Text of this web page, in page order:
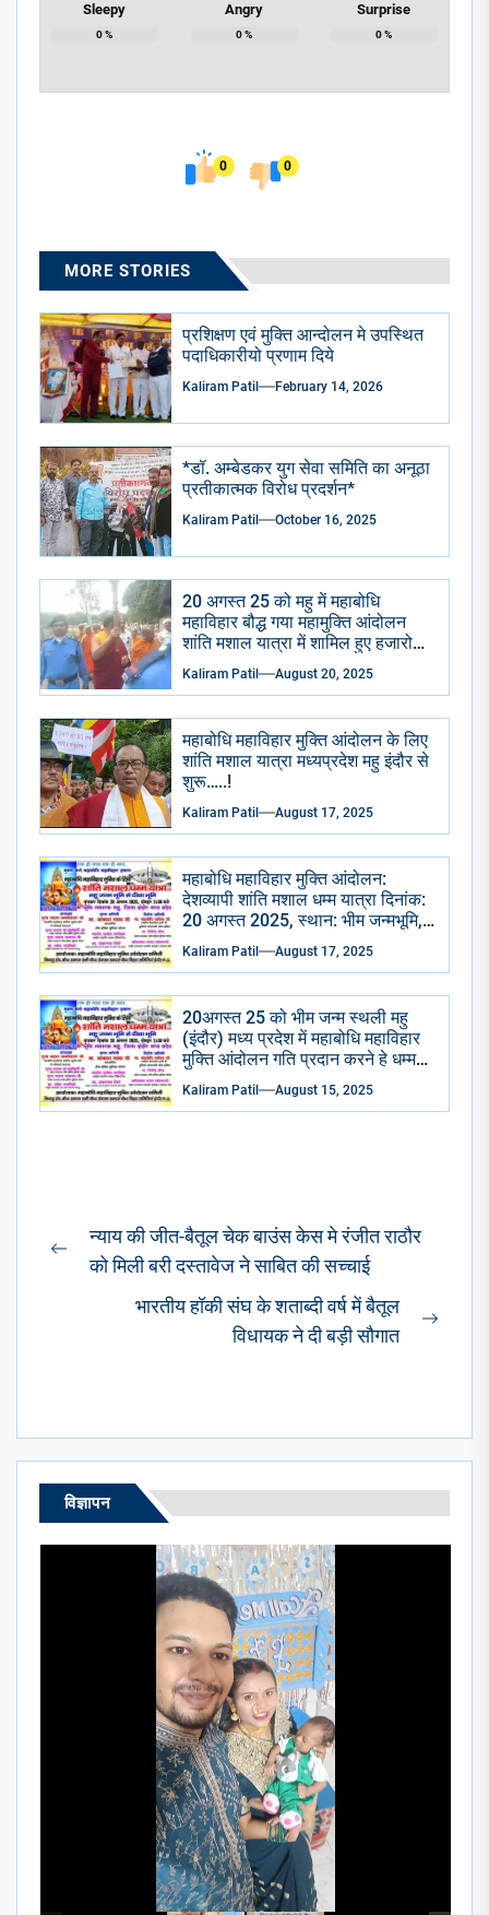
Sleepy
0%
Angry
0%
Surprise
0%
0 0
MORE STORIES
प्रशिक्षण एवं मुक्ति आन्दोलन मे उपस्थित
पदाधिकारीयो प्रणाम दिये
Kaliram Patil February 14, 2026
*डॉ. अम्बेडकर युग सेवा समिति का अनूठा
प्रतीकात्मक विरोध प्रदर्शन*
Kaliram Patil October 16, 2025
20 अगस्त 25 को महु में महाबोधि
महाविहार बौद्ध गया महामुक्ति आंदोलन
शांति मशाल यात्रा में शामिल हुए हजारो
धम्म उपासक उपासिका आम्बेडकरवादी।
Kaliram Patil August 20, 2025
महाबोधि महाविहार मुक्ति आंदोलन के लिए
शांति मशाल यात्रा मध्यप्रदेश महु इंदौर से
शुरू…..!
Kaliram Patil August 17, 2025
महाबोधि महाविहार मुक्ति आंदोलन:
देशव्यापी शांति मशाल धम्म यात्रा दिनांक:
20 अगस्त 2025, स्थान: भीम जन्मभूमि,
महू, इंदौर, मध्यप्रदेश
Kaliram Patil August 17, 2025
20अगस्त 25 को भीम जन्म स्थली महु
(इंदौर) मध्य प्रदेश में महाबोधि महाविहार
मुक्ति आंदोलन गति प्रदान करने हे धम्म
मशाल यात्रा
Kaliram Patil August 15, 2025
Post
navigation
Previous
न्याय की जीत-बैतूल चेक बाउंस केस मे रंजीत राठौर
को मिली बरी दस्तावेज ने साबित की सच्चाई
भारतीय हॉकी संघ के शताब्दी वर्ष में बैतूल
विधायक ने दी बड़ी सौगात
विज्ञापन